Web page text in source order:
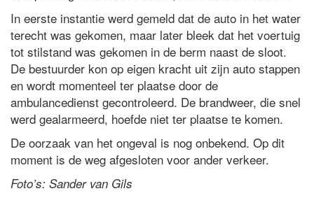
In eerste instantie werd gemeld dat de auto in het water
terecht was gekomen, maar later bleek dat het voertuig
tot stilstand was gekomen in de berm naast de sloot.
De bestuurder kon op eigen kracht uit zijn auto stappen
en wordt momenteel ter plaatse door de
ambulancedienst gecontroleerd. De brandweer, die snel
werd gealarmeerd, hoefde niet ter plaatse te komen.
De oorzaak van het ongeval is nog onbekend. Op dit
moment is de weg afgesloten voor ander verkeer.
Foto’s: Sander van Gils